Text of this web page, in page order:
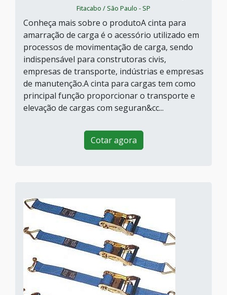
Fitacabo / São Paulo - SP
Conheça mais sobre o produtoA cinta para
amarração de carga é o acessório utilizado em
processos de movimentação de carga, sendo
indispensável para construtoras civis,
empresas de transporte, indústrias e empresas
de manutenção.A cinta para cargas tem como
principal função proporcionar o transporte e
elevação de cargas com seguran&cc...
Cotar agora